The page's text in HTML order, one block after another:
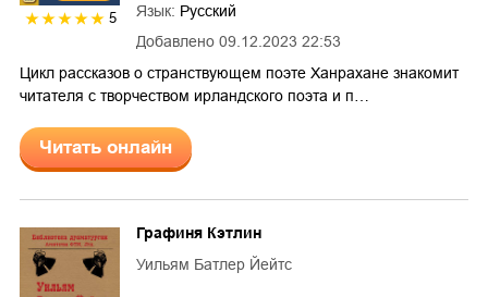
5
Добавлено 09.12.2023 22:53
Язык: Русский
Цикл рассказов о странствующем поэте Ханрахане знакомит
читателя с творчеством ирландского поэта и п…
Читать онлайн
Графиня Кэтлин
Уильям Батлер Йейтс